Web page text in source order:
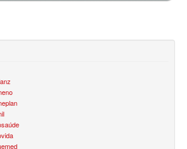
DE SAÚDE INDIVIDUAL
PLANO DE SAÚDE INDIVIDUAL
FAMILIAR